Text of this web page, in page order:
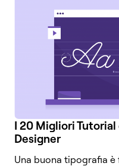
I 20 Migliori
Designer
Una buona tipografia